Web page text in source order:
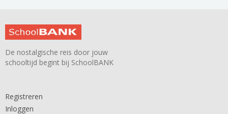
De nostalgische reis door jouw
schooltijd begint bij SchoolBANK
Registreren
Inloggen